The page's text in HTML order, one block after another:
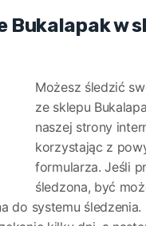
Bukalapak w
Możesz śledzić
ze sklepu
naszej strony
korzystając z
formularza. Jeśli
śledzona, być
do systemu śledzenia.